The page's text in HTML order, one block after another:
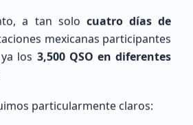
a tan solo cuatro días de
mexicanas participantes
los 3,500 QSO en diferentes
particularmente claros: